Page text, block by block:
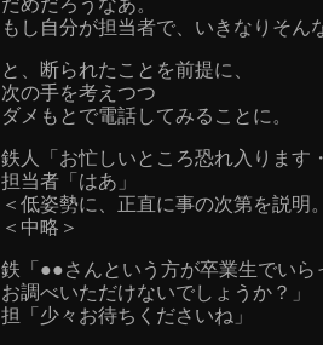
もし自分が担当者で、いきなりそん
と、断られたことを前提に、
次の手を考えつつ
ダメもとで電話してみることに。
鉄人「お忙しいところ恐れ入ります
担当者「はあ」
＜低姿勢に、正直に事の次第を説明
＜中略＞
鉄「●●さんという方が卒業生でい
お調べいただけないでしょうか？」
担「少々お待ちくださいね」